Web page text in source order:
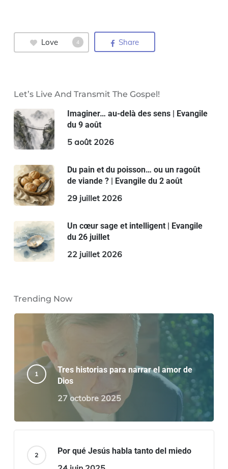
Love 4 Share
Let’s Live And Transmit The Gospel!
Imaginer… au-delà des sens | Evangile
du 9 août
5 août 2026
Du pain et du poisson… ou un ragoût
de viande ? | Evangile du 2 août
29 juillet 2026
Un cœur sage et intelligent | Evangile
du 26 juillet
22 juillet 2026
Trending Now
Tres historias para narrar el amor de
Dios
27 octobre 2025
Por qué Jesús habla tanto del miedo